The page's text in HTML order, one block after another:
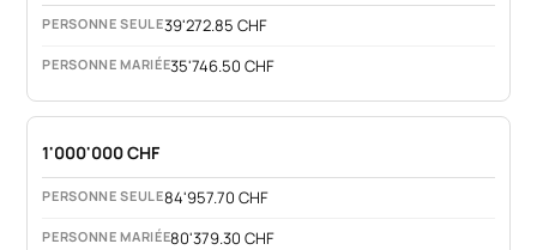
39'272.85 CHF
35'746.50 CHF
1'000'000 CHF
84'957.70 CHF
80'379.30 CHF